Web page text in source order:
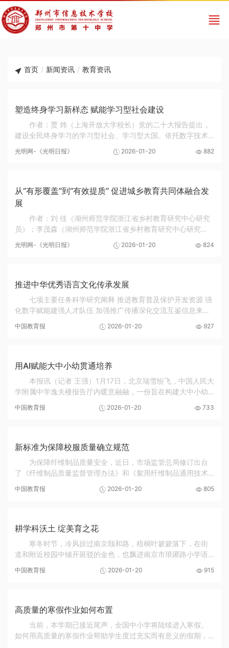
首页 / 新闻资讯 / 教育资讯
塑造终身学习新样态 赋能学习型社会建设
作者：贾 炜（上海开放大学校长）党的二十大报告提出，
建设全民终身学习的学习型社会、学习型大国。依托数字技术
习型社会，既是顺应时代变革的必然选择，也...
光明网-《光明日报》 2026-01-20 882
从“有形覆盖”到“有效提质” 促进城乡教育共同体融合发
展
作者：刘 佳（湖州师范学院浙江省乡村教育研究中心研究
员）；李茂森（湖州师范学院浙江省乡村教育研究中心研究
员）党的二十届四中全会强调“坚持把解决好‘三...
光明网-《光明日报》 2026-01-20 824
推进中华优秀语言文化传承发展
七项主要任务科学研究阐释 推进教育普及保护开发资源 强
化数字赋能建强人才队伍 加强推广传播深化交流互鉴信息来
委、中央宣传部、中央网信办、文化和旅游部、...
中国教育报 2026-01-20 927
用AI赋能大中小幼贯通培养
本报讯（记者 王强）1月17日，北京瑞雪纷飞，中国人民大
学附属中学逸夫楼报告厅内暖意融融，一份旨在构建大中小幼
学及联合学校总校人工智能行动计划》在这里...
中国教育报 2026-01-20 733
新标准为保障校服质量确立规范
为保障纤维制品质量安全，近日，市场监管总局修订出台
了《纤维制品质量监督管理办法》和《絮用纤维制品通用技术
行，并明确“对婴幼儿纤维制品、学生服、内衣、...
中国教育报 2026-01-20 805
耕学科沃土 绽美育之花
寒冬时节，冷风掠过南京颐和路，梧桐叶簌簌落下，在街
道和附近校园中铺开斑驳的金色，也飘进南京市琅琊路小学语
下这句话时，是不是觉得自己也成了叶子？...
中国教育报 2026-01-20 915
高质量的寒假作业如何布置
当前，本学期已接近尾声，全国中小学将陆续进入寒假。
如何用高质量的寒假作业帮助学生度过充实而有意义的假期，